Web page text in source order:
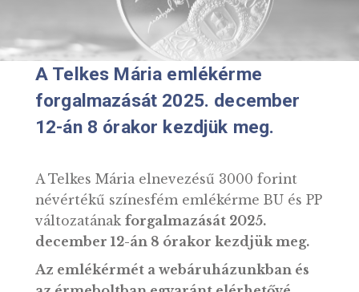
A Telkes Mária emlékérme
forgalmazását 2025. december
12-án 8 órakor kezdjük meg.
A Telkes Mária elnevezésű 3000 forint
névértékű színesfém emlékérme BU és
változatánakforgalmazását 2025.